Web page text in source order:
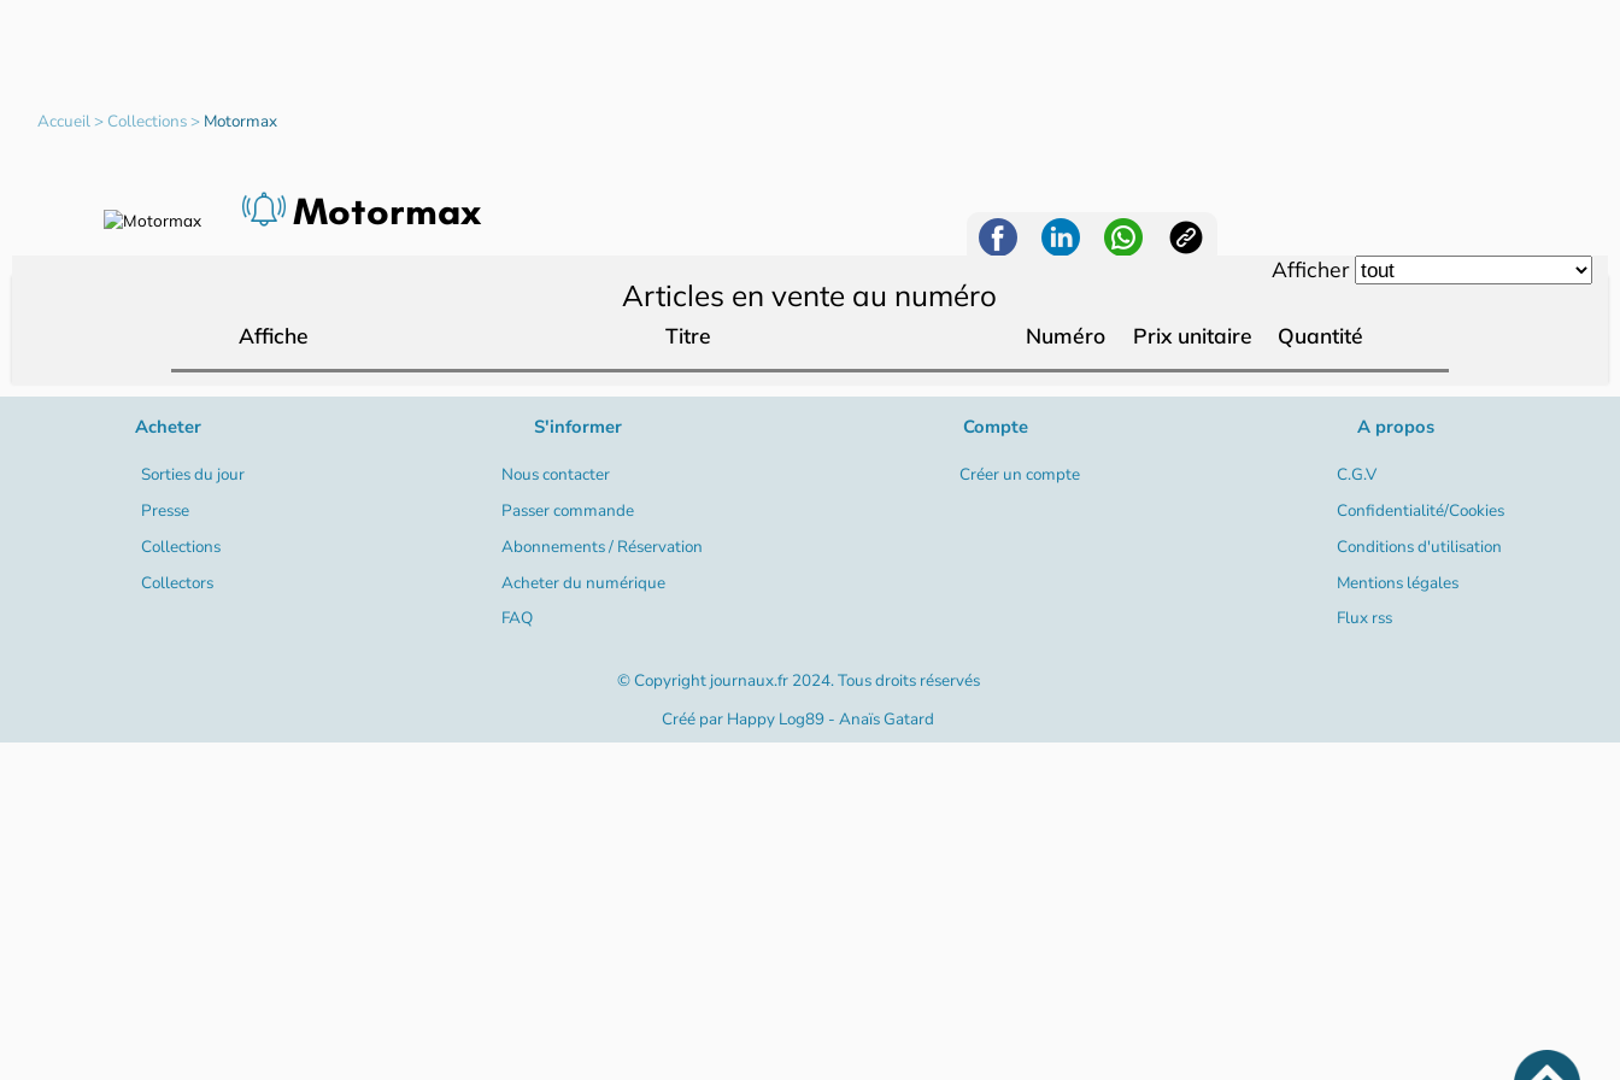
Accueil> Collections> Motormax
Motormax
Articles en vente au numéro
Afficher
Affiche Titre Numéro Prix unitaire Quantité
Acheter
Sorties du jour
Presse
Collections
Collectors
S'informer
Nous contacter
Passer commande
Abonnements / Réservation
Acheter du numérique
FAQ
Compte
Créer un compte
A propos
C.G.V
Confidentialité/Cookies
Conditions d'utilisation
Mentions légales
Flux rss
© Copyright journaux.fr 2024. Tous droits réservés
Créé par Happy Log89 - Anaïs Gatard